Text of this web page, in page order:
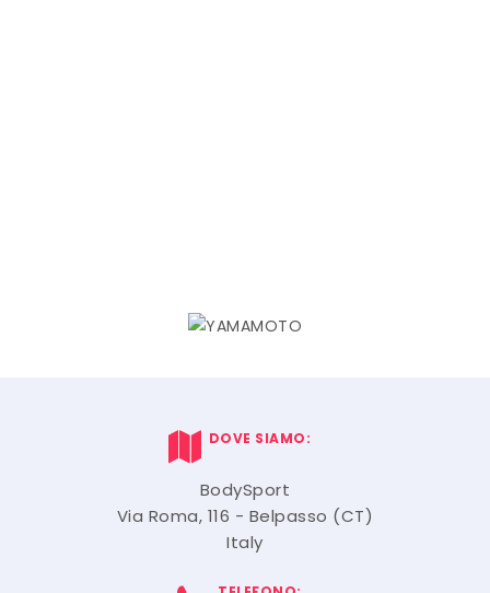
DOVE SIAMO:
BodySport
Via Roma, 116 - Belpasso (CT)
Italy